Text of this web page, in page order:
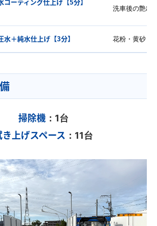
洗車後の艶出
水＋純水仕上げ【3分】 花粉・黄砂・
掃除機：1台
上げスペース ：11台